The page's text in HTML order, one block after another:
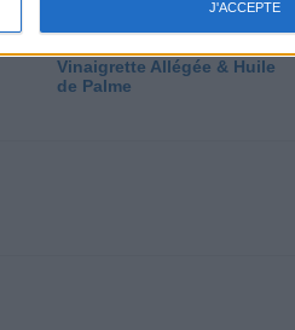
J'ACCEPTE
Vinaigrette Allégée & Huile
de Palme